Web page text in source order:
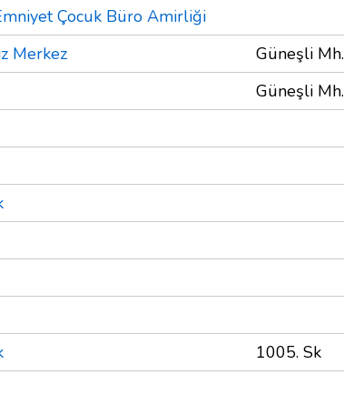
Çocuk Büro Amirliği
Merkez
Güneşli Mh.
Güneşli Mh.
1005. Sk